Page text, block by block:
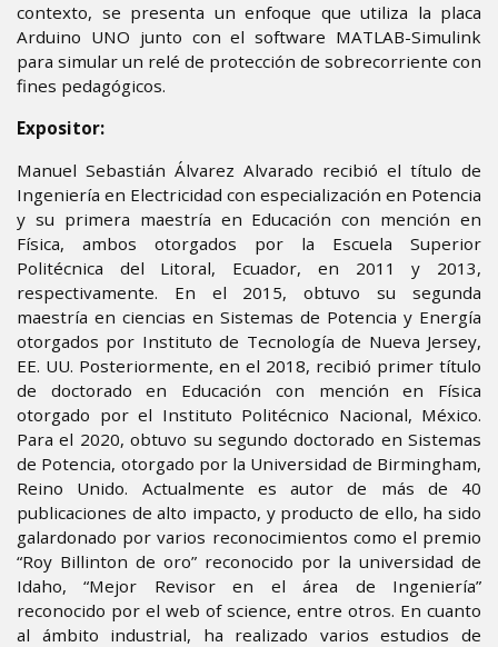
contexto, se presenta un enfoque que utiliza la placa
Arduino UNO junto con el software MATLAB-Simulink
para simular un relé de protección de sobrecorriente con
fines pedagógicos.
Expositor:
Manuel Sebastián Álvarez Alvarado recibió el título de
Ingeniería en Electricidad con especialización en Potencia
y su primera maestría en Educación con mención en
Física, ambos otorgados por la Escuela Superior
Politécnica del Litoral, Ecuador, en 2011 y 2013,
respectivamente. En el 2015, obtuvo su segunda
maestría en ciencias en Sistemas de Potencia y Energía
otorgados por Instituto de Tecnología de Nueva Jersey,
EE. UU. Posteriormente, en el 2018, recibió primer título
de doctorado en Educación con mención en Física
otorgado por el Instituto Politécnico Nacional, México.
Para el 2020, obtuvo su segundo doctorado en Sistemas
de Potencia, otorgado por la Universidad de Birmingham,
Reino Unido. Actualmente es autor de más de 40
publicaciones de alto impacto, y producto de ello, ha sido
galardonado por varios reconocimientos como el premio
“Roy Billinton de oro” reconocido por la universidad de
Idaho, “Mejor Revisor en el área de Ingeniería”
reconocido por el web of science, entre otros. En cuanto
al ámbito industrial, ha realizado varios estudios de